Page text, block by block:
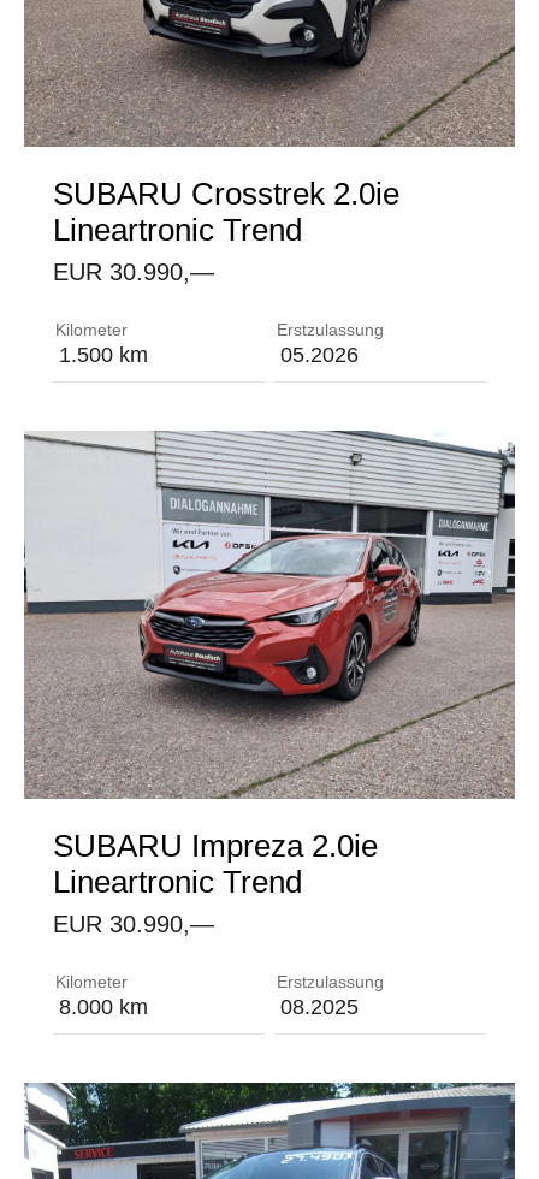
SUBARU Crosstrek 2.0ie
Lineartronic Trend
EUR 30.990,—
Kilometer
1.500 km
Erstzulassung
05.2026
SUBARU Impreza 2.0ie
Lineartronic Trend
EUR 30.990,—
Kilometer
8.000 km
Erstzulassung
08.2025